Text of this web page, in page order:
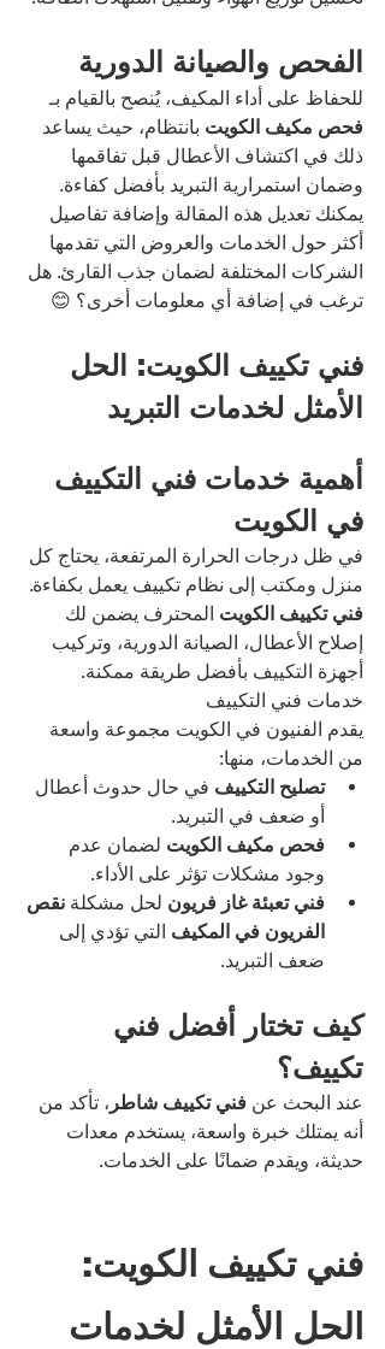
الفحص والصيانة الدورية
للحفاظ على أداء المكيف، يُنصح بالقيام بـ
فحص مكيف الكويت بانتظام، حيث يساعد
ذلك في اكتشاف الأعطال قبل تفاقمها
وضمان استمرارية التبريد بأفضل كفاءة.
يمكنك تعديل هذه المقالة وإضافة تفاصيل
أكثر حول الخدمات والعروض التي تقدمها
الشركات المختلفة لضمان جذب القارئ. هل
ترغب في إضافة أي معلومات أخرى؟ 😊
فني تكييف الكويت: الحل
الأمثل لخدمات التبريد
أهمية خدمات فني التكييف
في الكويت
في ظل درجات الحرارة المرتفعة، يحتاج كل
منزل ومكتب إلى نظام تكييف يعمل بكفاءة.
فني تكييف الكويت المحترف يضمن لك
إصلاح الأعطال، الصيانة الدورية، وتركيب
أجهزة التكييف بأفضل طريقة ممكنة.
خدمات فني التكييف
يقدم الفنيون في الكويت مجموعة واسعة
من الخدمات، منها:
تصليح التكييف في حال حدوث أعطال
أو ضعف في التبريد.
فحص مكيف الكويت لضمان عدم
وجود مشكلات تؤثر على الأداء.
فني تعبئة غاز فريون لحل مشكلة نقص
الفريون في المكيف التي تؤدي إلى
ضعف التبريد.
كيف تختار أفضل فني
تكييف؟
عند البحث عن فني تكييف شاطر ، تأكد من
أنه يمتلك خبرة واسعة، يستخدم معدات
حديثة، ويقدم ضمانًا على الخدمات.
فني تكييف الكويت:
الحل الأمثل لخدمات